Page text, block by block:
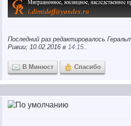
Последний раз редактировалось
Ривии; 10.02.2016 в 14:15..
В Минюст Спасибо